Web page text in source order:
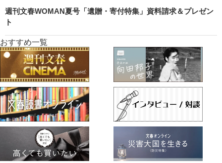
週刊文春WOMAN夏号「遺贈・寄付特集」資料請求＆プレゼン
ト
おすすめ一覧